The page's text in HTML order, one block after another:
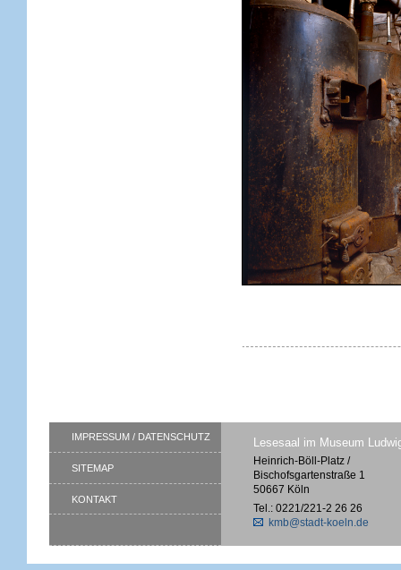
IMPRESSUM / DATENSCHUTZ
SITEMAP
KONTAKT
Lesesaal im Museum
Heinrich-Böll-Platz /
Bischofsgartenstraße 1
50667 Köln
Tel.: 0221/221-2 26 26
kmb@stadt-koeln.de